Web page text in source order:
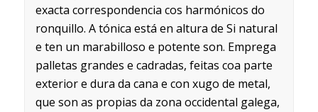
exacta correspondencia cos harmónicos do
ronquillo. A tónica está en altura de Si natural
e ten un marabilloso e potente son. Emprega
palletas grandes e cadradas, feitas coa parte
exterior e dura da cana e con xugo de metal,
que son as propias da zona occidental galega,